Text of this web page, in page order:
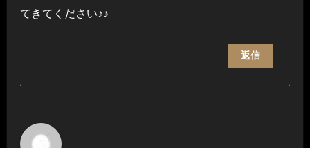
てきてください♪♪
返信